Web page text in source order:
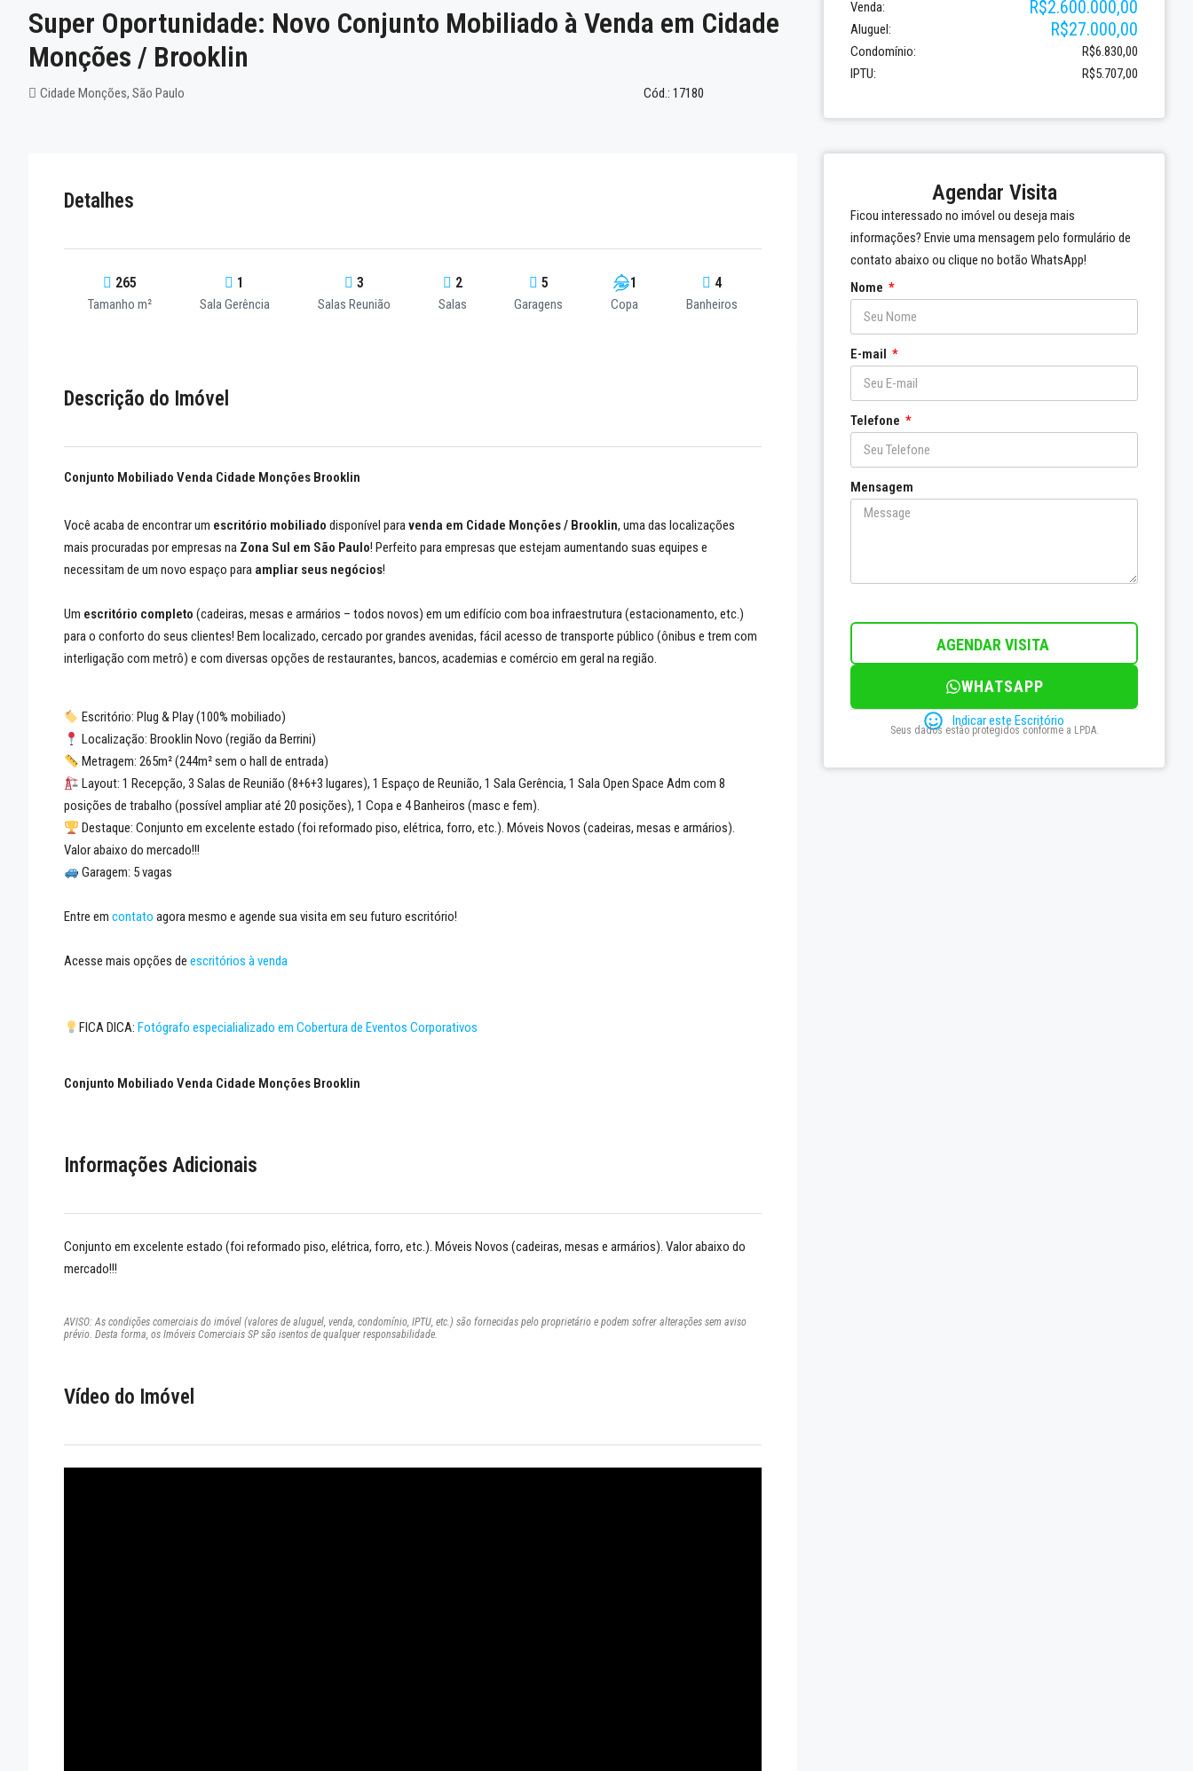
Super Oportunidade: Novo Conjunto Mobiliado à Venda em Cidade
Monções / Brooklin
Cidade Monções, São Paulo Cód.: 17180
Venda: R$2.600.000,00
Aluguel: R$27.000,00
Condomínio:
R$6.830,00
IPTU:
R$5.707,00
Detalhes
265
Tamanho m²
1
Sala Gerência
3
Salas Reunião
2
Salas
5
Garagens
1
Copa
4
Banheiros
Descrição do Imóvel
Conjunto Mobiliado Venda Cidade Monções Brooklin
Você acaba de encontrar um escritório mobiliado disponível paravenda em Cidade Monções / Brooklin, uma das localizações
mais procuradas por empresas na Zona Sul em São Paulo! Perfeito para empresas que estejam aumentando suas equipes e
necessitam de um novo espaço para ampliar seus negócios!
Um escritório completo (cadeiras, mesas e armários – todos novos) em um edifício com boa infraestrutura (estacionamento, etc.)
para o conforto do seus clientes! Bem localizado, cercado por grandes avenidas, fácil acesso de transporte público (ônibus e trem com
interligação com metrô) e com diversas opções de restaurantes, bancos, academias e comércio em geral na região.
Escritório: Plug & Play (100% mobiliado)
Localização: Brooklin Novo (região da Berrini)
Metragem: 265m² (244m² sem o hall de entrada)
Layout: 1 Recepção, 3 Salas de Reunião (8+6+3 lugares), 1 Espaço de Reunião, 1 Sala Gerência, 1 Sala Open Space Adm com 8
posições de trabalho (possível ampliar até 20 posições), 1 Copa e 4 Banheiros (masc e fem).
Destaque: Conjunto em excelente estado (foi reformado piso, elétrica, forro, etc.). Móveis Novos (cadeiras, mesas e armários).
Valor abaixo do mercado!!!
Garagem: 5 vagas
Entre em contato agora mesmo e agende sua visita em seu futuro escritório!
Acesse mais opções de escritórios à venda
FICA DICA:Fotógrafo especialializado em Cobertura de Eventos Corporativos
Conjunto Mobiliado Venda Cidade Monções Brooklin
Informações Adicionais
Conjunto em excelente estado (foi reformado piso, elétrica, forro, etc.). Móveis Novos (cadeiras, mesas e armários). Valor abaixo do
mercado!!!
Vídeo do Imóvel
AVISO: As condições comerciais do imóvel (valores de aluguel, venda, condomínio, IPTU, etc.) são fornecidas pelo proprietário e podem sofrer alterações sem aviso
prévio. Desta forma, os Imóveis Comerciais SP são isentos de qualquer responsabilidade.
Agendar Visita
Ficou interessado no imóvel ou deseja mais
informações? Envie uma mensagem pelo formulário de
contato abaixo ou clique no botão WhatsApp!
Nome
E-mail
Telefone
Mensagem
AGENDAR VISITA
WHATSAPP
Indicar este Escritório
Seus dados estão protegidos conforme a LPDA.